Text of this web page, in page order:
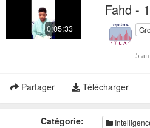
0:05:33
Fahd -
5
Partager Télécharger
Catégorie: